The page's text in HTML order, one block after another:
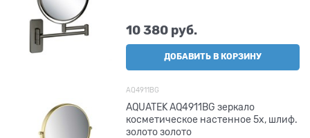
10 380 руб.
ДОБАВИТЬ В КОРЗИНУ
AQ4911BG
AQUATEK AQ4911BG зеркало
косметическое настенное 5х, шлиф.
золото золото